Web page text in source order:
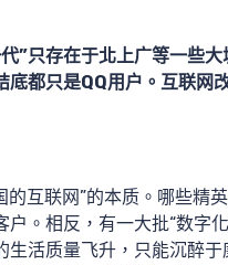
”只存在于北上广等一些
底都只是QQ用户。互联网
的互联网”的本质。哪些精
。相反，有一大批“数字
生活质量飞升，只能沉醉